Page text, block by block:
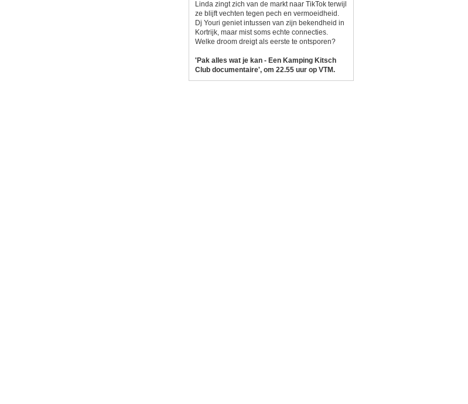
Linda zingt zich van de markt naar TikTok terwijl
ze blijft vechten tegen pech en vermoeidheid.
Dj Youri geniet intussen van zijn bekendheid in
Kortrijk, maar mist soms echte connecties.
Welke droom dreigt als eerste te ontsporen?
'Pak alles wat je kan - Een Kamping Kitsch
Club documentaire', om 22.55 uur op VTM.